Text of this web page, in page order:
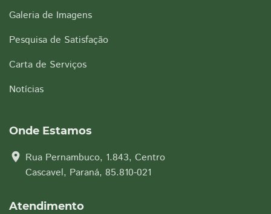
Galeria de Imagens
Pesquisa de Satisfação
Carta de Serviços
Notícias
Onde Estamos
location_on Rua Pernambuco, 1.843, Centro
Cascavel, Paraná, 85.810-021
Atendimento